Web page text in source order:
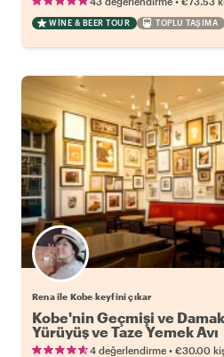
WINE & BEER TOUR TOPLU TAŞIMA
Rena ile Kobe keyfini çıkar
Kobe'nin Geçmişi ve
Yürüyüş ve Taze Yemek Avı
4 değerlendirme • €30.00